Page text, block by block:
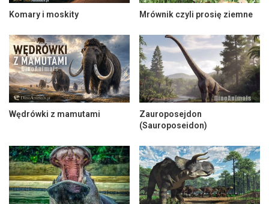
Komary i moskity Mrównik czyli prosię ziemne
Wędrówki z mamutami
Zauroposejdon
(Sauroposeidon)